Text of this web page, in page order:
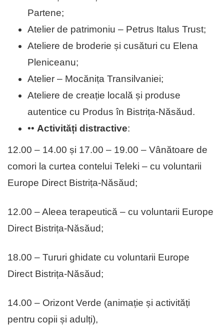
Partene;
Atelier de patrimoniu – Petrus Italus Trust;
Ateliere de broderie și cusături cu Elena
Pleniceanu;
Atelier – Mocănița Transilvaniei;
Ateliere de creație locală și produse
autentice cu Produs în Bistrița-Năsăud.
•• Activități distractive:
12.00 – 14.00 și 17.00 – 19.00 – Vânătoare de
comori la curtea contelui Teleki – cu voluntarii
Europe Direct Bistrița-Năsăud;
12.00 – Aleea terapeutică – cu voluntarii Europe
Direct Bistrița-Năsăud;
18.00 – Tururi ghidate cu voluntarii Europe
Direct Bistrița-Năsăud;
14.00 – Orizont Verde (animație și activități
pentru copii și adulți),